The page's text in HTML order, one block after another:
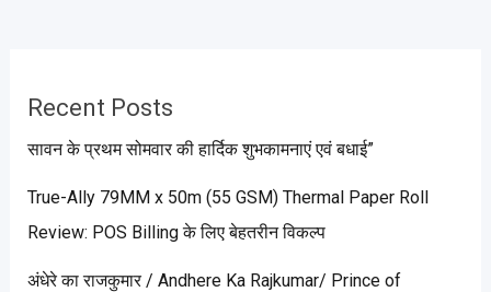
Recent Posts
सावन के प्रथम सोमवार की हार्दिक शुभकामनाएं एवं बधाई”
True-Ally 79MM x 50m (55 GSM) Thermal Paper Roll
Review: POS Billing के लिए बेहतरीन विकल्प
अंधेरे का राजकुमार / Andhere Ka Rajkumar/ Prince of